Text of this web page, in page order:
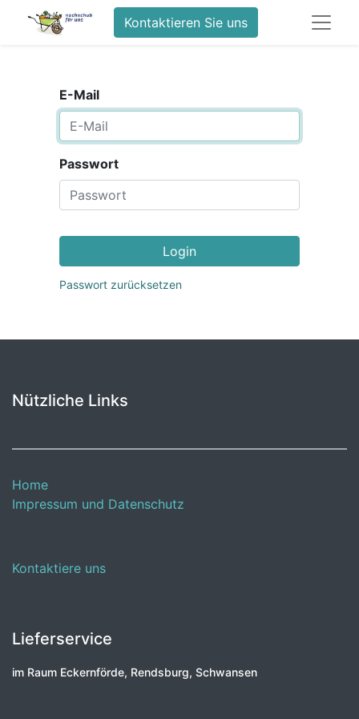
Kontaktieren Sie uns
E-Mail
Passwort
Login
Passwort zurücksetzen
Nützliche Links
Home
Impressum und Datenschutz
Kontaktiere uns
Lieferservice
im Raum Eckernförde, Rendsburg, Schwansen